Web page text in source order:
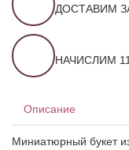
ДОСТАВИМ
НАЧИСЛИМ
Описание
Миниатюрный букет